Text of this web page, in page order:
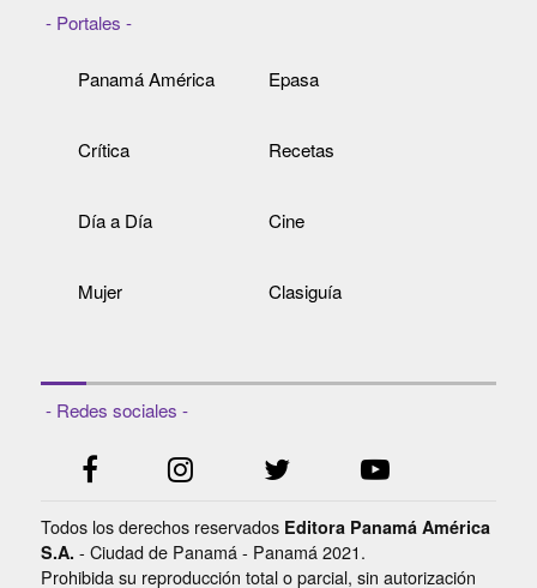
- Portales -
Panamá América Epasa
Crítica Recetas
Día a Día Cine
Mujer Clasiguía
- Redes sociales -
Todos los derechos reservados Editora Panamá América
S.A. - Ciudad de Panamá - Panamá 2021.
Prohibida su reproducción total o parcial, sin autorización